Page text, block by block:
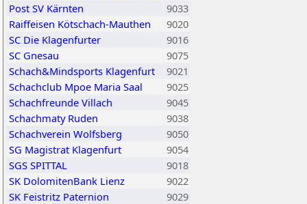
Post SV Kärnten
9033
Raiffeisen Kötschach-Mauthen
9020
SC Die Klagenfurter
9016
SC Gnesau
9075
Schach&Mindsports Klagenfurt
9021
Schachclub Mpoe Maria Saal
9025
Schachfreunde Villach
9045
Schachmaty Ruden
9038
Schachverein Wolfsberg
9050
SG Magistrat Klagenfurt
9054
SGS SPITTAL
9018
SK DolomitenBank Lienz
9022
SK Feistritz Paternion
9029